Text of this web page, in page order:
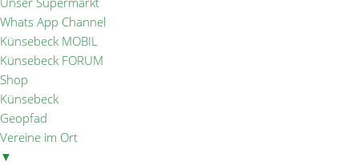
Whats App Channel
Künsebeck MOBIL
Künsebeck FORUM
Shop
Künsebeck
Geopfad
Vereine im Ort
▼